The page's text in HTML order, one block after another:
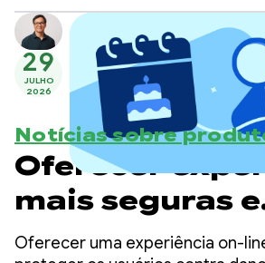
Gemini Nano usando as APIs
personalizadas para casos de
como resumo e descrição de
29
JULHO
2026
Notícias sobre
Oferecer
mais seguras e
adequadas à
Oferecer uma experiência on-